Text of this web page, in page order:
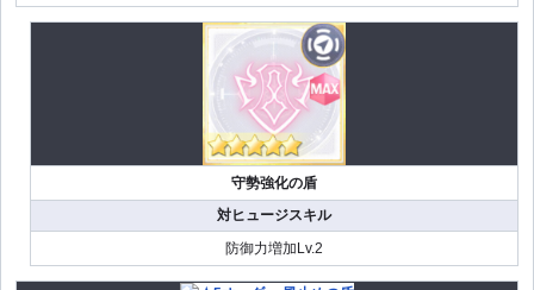
守勢強化の盾
対ヒュージスキル
防御力増加Lv.2